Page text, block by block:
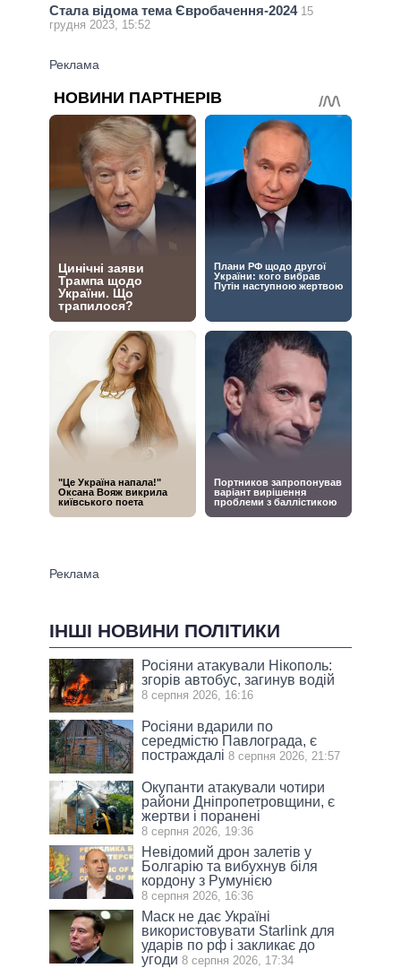
Стала відома тема Євробачення-2024 15
грудня 2023, 15:52
ІНШІ НОВИНИ ПОЛІТИКИ
Росіяни атакували Нікополь:
згорів автобус, загинув водій
8 серпня 2026, 16:16
Росіяни вдарили по
середмістю Павлограда, є
постраждалі 8 серпня 2026, 21:57
Окупанти атакували чотири
райони Дніпропетровщини, є
жертви і поранені
8 серпня 2026, 19:36
Невідомий дрон залетів у
Болгарію та вибухнув біля
кордону з Румунією
8 серпня 2026, 16:36
Маск не дає Україні
використовувати Starlink для
ударів по рф і закликає до
угоди 8 серпня 2026, 17:34